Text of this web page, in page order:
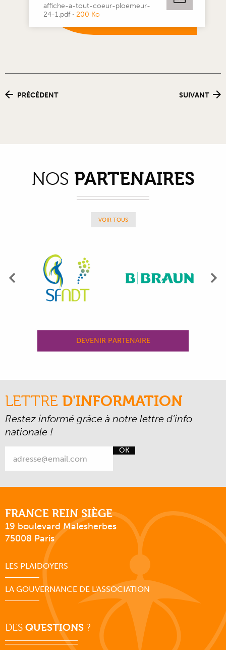
affiche-a-tout-coeur-ploemeur-
24-1.pdf· 200 Ko
PRÉCÉDENT SUIVANT
NOS PARTENAIRES
VOIR TOUS
Précédent
DEVENIR PARTENAIRE
LETTRE D'INFORMATION
Restez informé grâce à notre lettre d’info
nationale !
OK
FRANCE REIN SIÈGE
19 boulevard Malesherbes
75008 Paris
LES PLAIDOYERS
LA GOUVERNANCE DE L'ASSOCIATION
DES QUESTIONS ?